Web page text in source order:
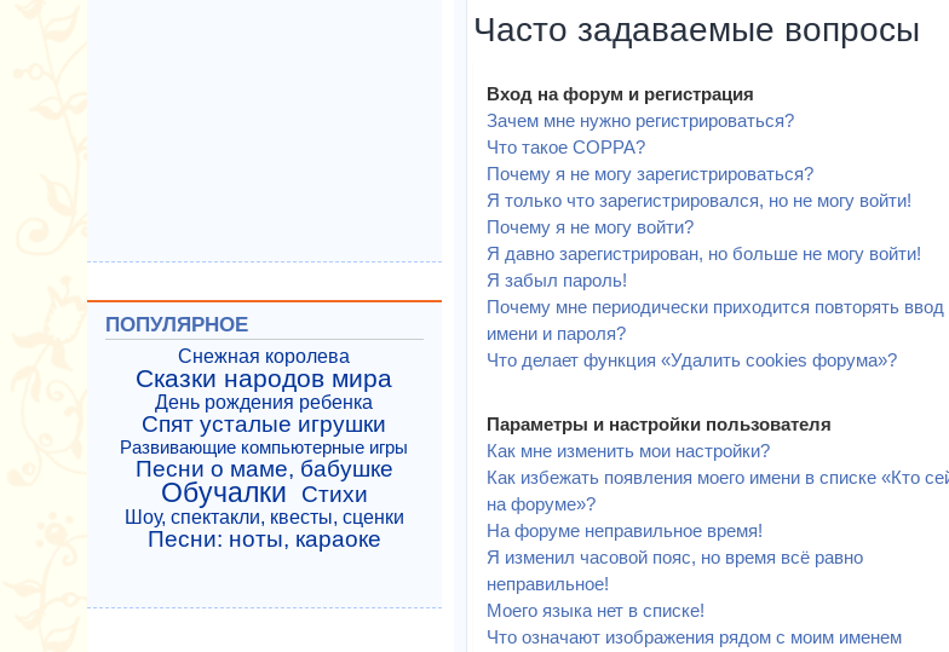
Часто задаваемые вопросы
Вход на форум и регистрация
Зачем мне нужно регистрироваться?
Что такое COPPA?
Почему я не могу зарегистрироваться?
Я только что зарегистрировался, но не могу войти!
Почему я не могу войти?
Я давно зарегистрирован, но больше не могу войти!
Я забыл пароль!
Почему мне периодически приходится повторять ввод
имени и пароля?
Что делает функция «Удалить cookies форума»?
Параметры и настройки пользователя
Как мне изменить мои настройки?
Как избежать появления моего имени в списке «Кто
на форуме»?
На форуме неправильное время!
Я изменил часовой пояс, но время всё равно
неправильное!
Моего языка нет в списке!
Что означают изображения рядом с моим именем
ПОПУЛЯРНОЕ
Снежная королева
Сказки народов мира
День рождения ребенка
Спят усталые игрушки
Развивающие компьютерные игры
Песни о маме, бабушке
Обучалки Стихи
Шоу, спектакли, квесты, сценки
Песни: ноты, караоке